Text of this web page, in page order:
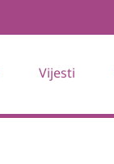
Vijesti